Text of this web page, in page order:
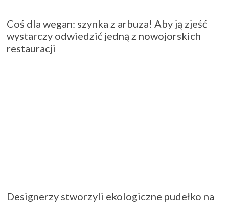
Coś dla wegan: szynka z arbuza! Aby ją zjeść
wystarczy odwiedzić jedną z nowojorskich
restauracji
Designerzy stworzyli ekologiczne pudełko na